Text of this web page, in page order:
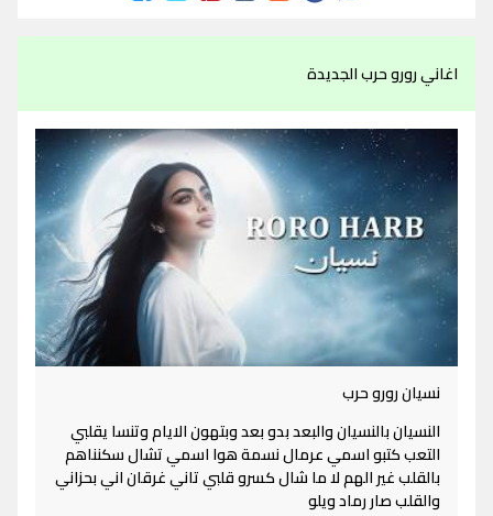
اغاني رورو حرب الجديدة
نسيان رورو حرب
النسيان بالنسيان والبعد بدو بعد وبتهون الايام وتنسا يقلبي
التعب كتبو اسمي عرمال نسمة هوا اسمي تشال سكنناهم
بالقلب غير الهم لا ما شال كسرو قلبي تاني غرقان اني بحزاني
والقلب صار رماد ويلو